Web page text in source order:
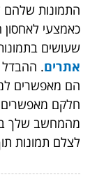
התמונות
כאמצעי לאחסון
שעושים
אתרים. ההבדל
הם מאפשרים
חלקם מאפשרים
מהמחשב שלך
לצלם תמונות